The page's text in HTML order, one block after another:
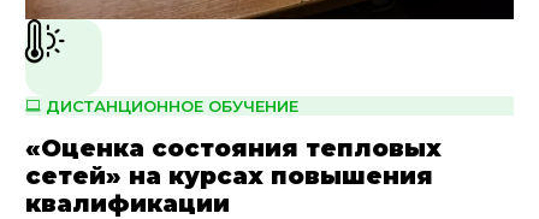
ДИСТАНЦИОННОЕ ОБУЧЕНИЕ
«Оценка состояния тепловых
сетей» на курсах повышения
квалификации